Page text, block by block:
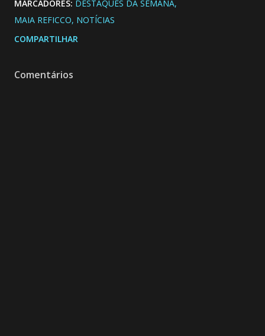
MARCADORES: DESTAQUES DA SEMANA
MAIA REFICCO NOTÍCIAS
COMPARTILHAR
Comentários